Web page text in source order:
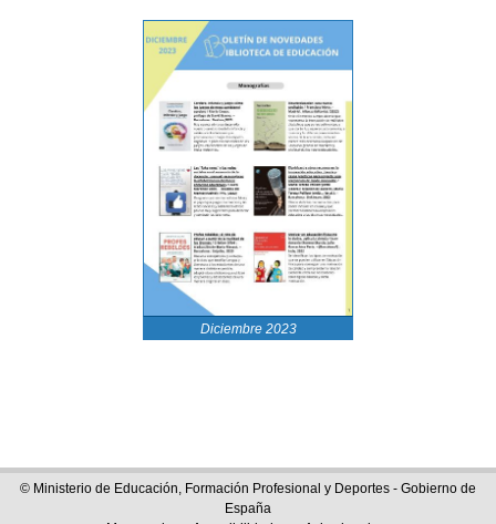
Diciembre 2023
© Ministerio de Educación, Formación Profesional y Deportes - Gobierno de
España